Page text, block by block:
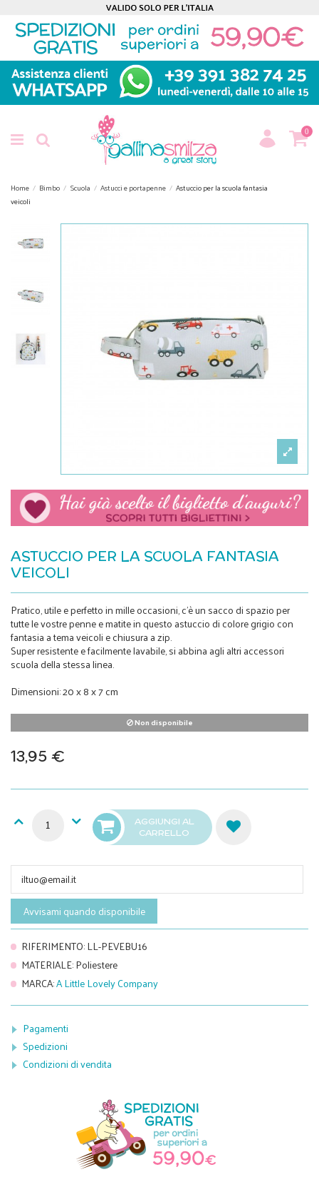
0
Home Bimbo Scuola Astucci e portapenne
Astuccio per la scuola fantasia
veicoli
ASTUCCIO PER LA SCUOLA FANTASIA
VEICOLI
Pratico, utile e perfetto in mille occasioni, c'è un sacco di spazioper
tutte le vostre penne e matitein questo astuccio di colore grigio con
fantasia a tema veicoli e chiusura a zip.
Super resistente e facilmente lavabile, si abbina agli altri accessori
scuola della stessa linea.
Dimensioni: 20 x 8 x 7 cm
Non disponibile
13,95 €
AGGIUNGI AL
CARRELLO
Avvisami quando disponibile
RIFERIMENTO:LL-PEVEBU16
MATERIALE:Poliestere
MARCA:A Little Lovely Company
Pagamenti
Spedizioni
Condizioni di vendita